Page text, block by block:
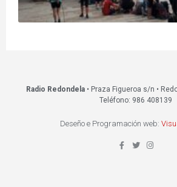
Radio Redondela• Praza Figueroa s/n •
Teléfono: 986 408139
Deseño e Programación web: